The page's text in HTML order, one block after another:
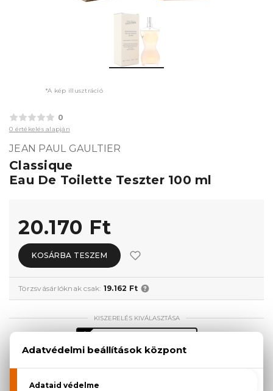
*A kép illusztráció
0
0 értékelés alapján
JEAN PAUL GAULTIER
Classique
Eau De Toilette Teszter 100 ml
20.170 Ft
KOSÁRBA TESZEM
Törzsvásárlóknak csak: 19.162 Ft
KISZERELÉS KIVÁLASZTÁSA
20.170 Ft